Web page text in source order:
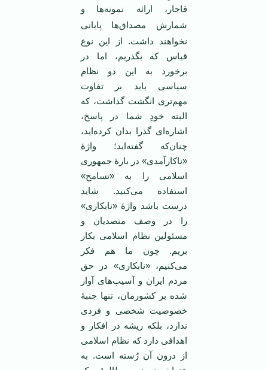
قاجار، ارائه نمونه‌ها
و
شمارش مصداق‌ها
پایانی
نخواهند داشت. از این نوع
قیاس که بگذریم، اما در
برخورد به این دو نظام
سیاسی باید بر تفاوت
مهم‌تری انگشت گذاشت، که
البته خودِ شما در پاسخ،
اشاره‌ای گذرا بدان کرده‌اید،
چنان‌که گفته‌اید؛ واژۀ
«ناکارآمدی» در بارۀ جمهوری
اسلامی را به «تسامح»
استفاده می‌کنید. شاید
درست باشد واژۀ «نابکاری»
را در وصف متصدیان و
مسئولین نظام اسلامی بکار
بریم. چون ما هم فکر
می‌کنیم، «نابکاری» در حق
مردم ایران و آسیب‌های آوار
شده بر کشورمان، تنها جنبۀ
خصوصیت شخصی و فردی
ندارد، بلکه ریشه در افکار و
اهدافی دارد که نظام اسلامی
از درون آن رُسته است. به